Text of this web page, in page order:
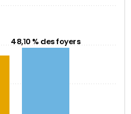
48,10 % des foyers